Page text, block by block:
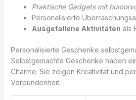
Praktische Gadgets mit
Personalisierte
Ausgefallene Aktivitäten als
Personalisierte Geschenke
Selbstgemachte Geschenke haben
Charme. Sie zeigen Kreativität und
Verbundenheit.